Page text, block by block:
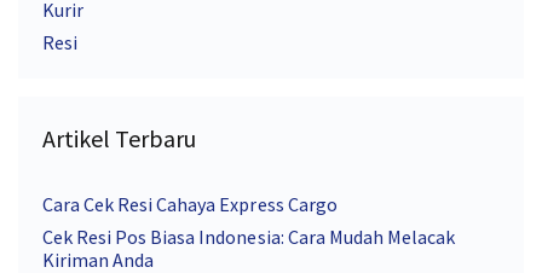
Kurir
Resi
Artikel Terbaru
Cara Cek Resi Cahaya Express Cargo
Cek Resi Pos Biasa Indonesia: Cara Mudah Melacak
Kiriman Anda